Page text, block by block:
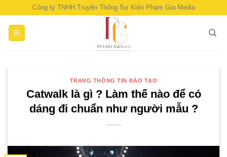
content
Công ty TNHH Truyền Thông Sự Kiện Phạm Gia Media
TRANG THÔNG TIN ĐÀO TẠO
Catwalk là gì ? Làm thế nào để có
dáng đi chuẩn như người mẫu ?